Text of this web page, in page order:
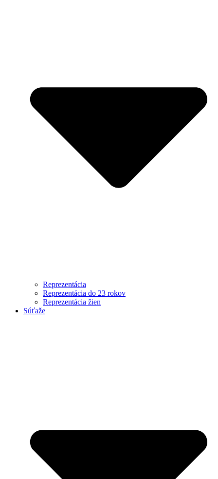
Reprezentácia
Reprezentácia do 23 rokov
Reprezentácia žien
Súťaže